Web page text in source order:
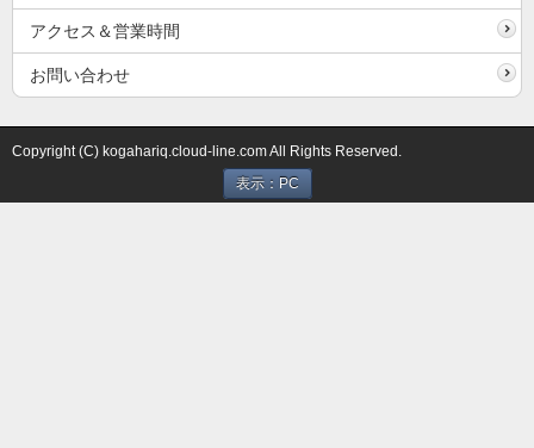
アクセス＆営業時間
お問い合わせ
Copyright (C) kogahariq.cloud-line.com All Rights Reserved.
表示：PC